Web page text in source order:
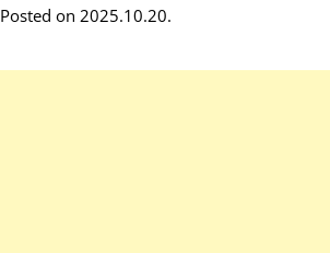
Posted on 2025.10.20.